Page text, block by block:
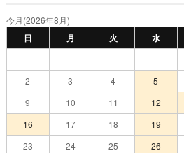
今月(2026年8月)
日 月 火 水
2
3 4 5
9
10 11 12
16
17 18 19
23
24 25 26